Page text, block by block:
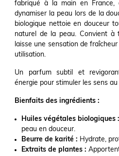
fabriqué à la main en
dynamiser la peau lors de la
biologique nettoie en douceur
naturel de la peau. Convient
laisse une sensation de
utilisation.
Un parfum subtil et
énergie pour stimuler les sens
Bienfaits des ingrédients :
Huiles végétales biologiques :
peau en douceur.
Beurre de karité : Hydrate,
Extraits de plantes :